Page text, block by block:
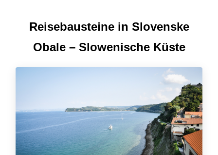
Reisebausteine in Slovenske
Obale – Slowenische Küste